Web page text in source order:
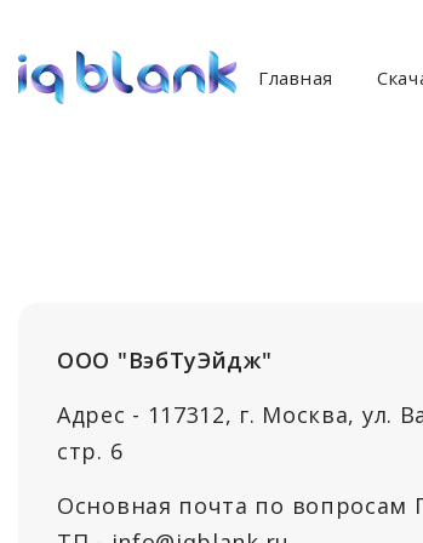
Главная
ООО "ВэбТуЭйдж"
Адрес - 117312, г. Москва, ул.
стр. 6
Основная почта по вопросам